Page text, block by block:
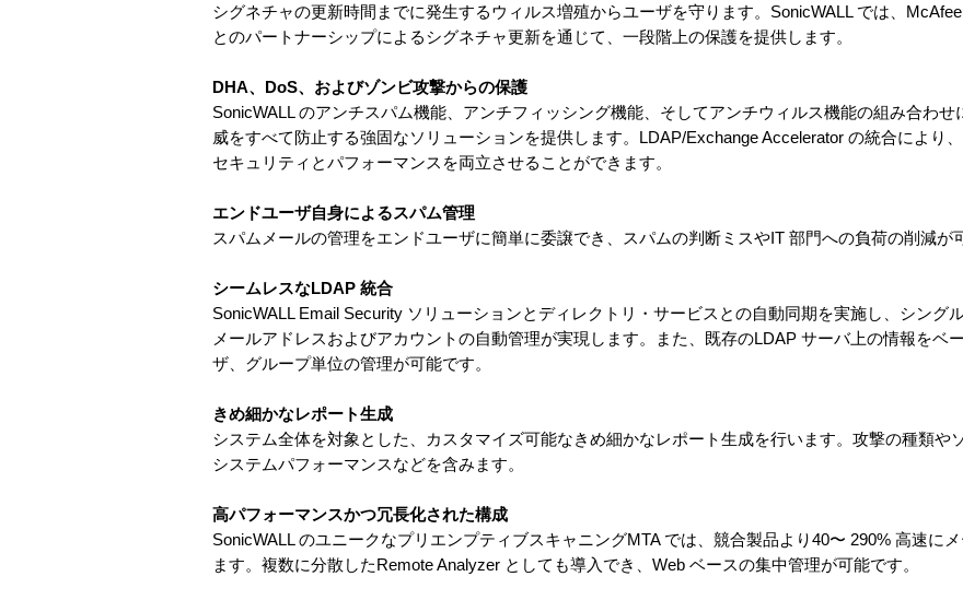
シグネチャの更新時間までに発生するウィルス増殖からユーザを守ります。SonicWALL では、
とのパートナーシップによるシグネチャ更新を通じて、一段階上の保護を提供します。
DHA、DoS、およびゾンビ攻撃からの保護
SonicWALL のアンチスパム機能、アンチフィッシング機能、そしてアンチウィルス機能の組み合わ
威をすべて防止する強固なソリューションを提供します。LDAP/Exchange Accelerator の統合により
セキュリティとパフォーマンスを両立させることができます。
エンドユーザ自身によるスパム管理
スパムメールの管理をエンドユーザに簡単に委譲でき、スパムの判断ミスやIT 部門への負荷の削減が
シームレスなLDAP 統合
SonicWALL Email Security ソリューションとディレクトリ・サービスとの自動同期を実施し、シング
メールアドレスおよびアカウントの自動管理が実現します。また、既存のLDAP サーバ上の情報をベ
ザ、グループ単位の管理が可能です。
きめ細かなレポート生成
システム全体を対象とした、カスタマイズ可能なきめ細かなレポート生成を行います。攻撃の種類や
システムパフォーマンスなどを含みます。
高パフォーマンスかつ冗長化された構成
SonicWALL のユニークなプリエンプティブスキャニングMTA では、競合製品より40〜 290% 高速に
ます。複数に分散したRemote Analyzer としても導入でき、Web ベースの集中管理が可能です。